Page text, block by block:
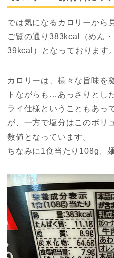
では気になるカロリーから
ご覧の通り383kcal（めん
39kcal）となっております
カロリーは、様々な旨味を
トながらも…あっさりとし
ライ仕様ということもあっ
が、一方で塩分はこのボリ
数値となっています。
ちなみに1食当たり108g、